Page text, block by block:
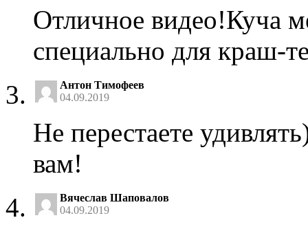
Отличное видео!Куча
специально для краш-
Антон Тимофеев
04.09.2019
Не перестаете
вам!
Вячеслав Шаповалов
04.09.2019